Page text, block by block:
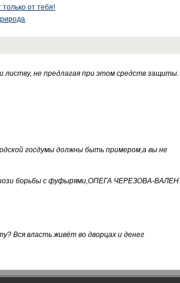
только от тебя!
не предлагая при этом средств защиты.
госдумы должны быть примером,а вы не
борьбы с фуфырями,ОПЕГА ЧЕРЕЗОВА-
Вся власть живёт во дворцах и денег